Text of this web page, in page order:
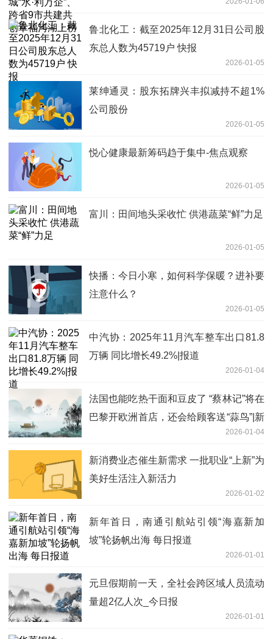
鲁北化工：截至2025年12月31日公司股
东总人数为45719户 快报
2026-01-05
莱绅通灵：股东拓牌兴丰拟减持不超1%
公司股份
2026-01-05
悦心健康最新筹码趋于集中-焦点观察
2026-01-05
富川：田间地头采收忙 供港蔬菜“鲜”力足
2026-01-05
快播：今日小寒，如何科学保暖？进补要
注意什么？
2026-01-05
中汽协：2025年11月汽车整车出口81.8
万辆 同比增长49.2%|报道
2026-01-04
法国也能吃热干面和豆皮了 “蔡林记”将在
巴黎开欧洲首店，还会给顾客送“蒜鸟”|新
2026-01-04
新消费业态催生新需求 一批职业“上新”为
美好生活注入新活力
2026-01-02
新年首日，南通引航站引领“海嘉新加
坡”轮扬帆出海 每日报道
2026-01-01
元旦假期前一天，全社会跨区域人员流动
量超2亿人次_今日报
2026-01-01